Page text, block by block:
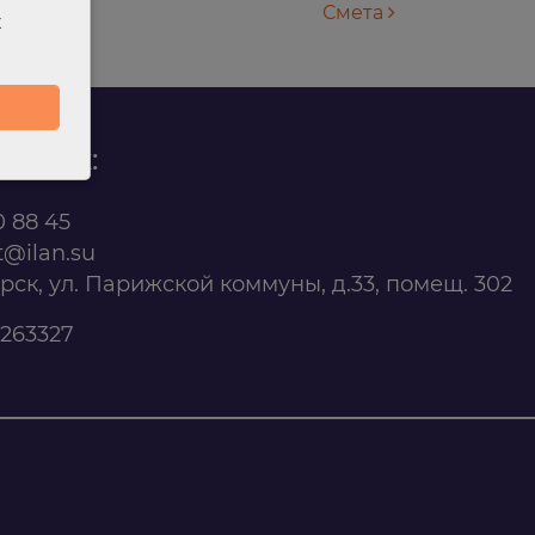
Смета
88 45
ул. Парижской коммуны, д.33, помещ. 302